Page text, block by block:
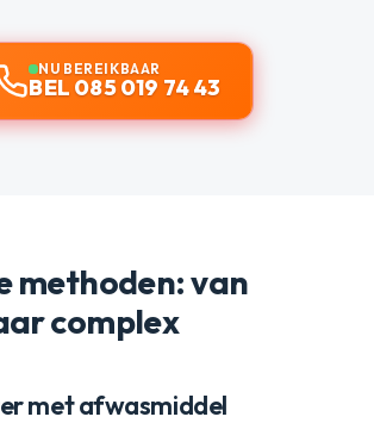
NU BEREIKBAAR
BEL 085 019 74 43
methoden: van
complex
met afwasmiddel